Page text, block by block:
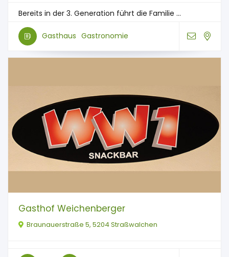
Bereits in der 3. Generation führt die Familie ...
Gasthaus Gastronomie
Gasthof Weichenberger
Braunauerstraße 5, 5204 Straßwalchen